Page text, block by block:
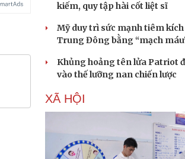
kiếm, quy tập hài cốt liệt sĩ
Mỹ duy trì sức mạnh tiêm kích
Trung Đông bằng “mạch
Khủng hoảng tên lửa Patriot
vào thế lưỡng nan chiến lược
XÃ HỘI